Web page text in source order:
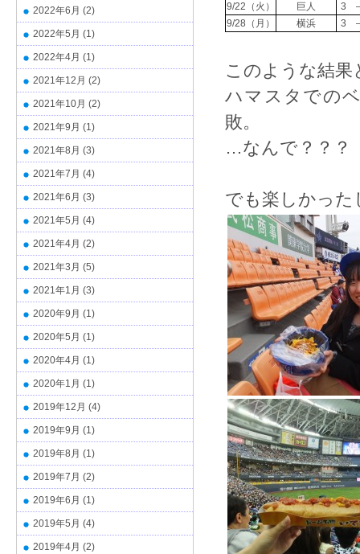
9/22（火）
巨人
3
9/28（月）
横浜 3
このような結
ハマスタでの
敗。
…なんで？？？
でも楽しかっ
2022年6月 (2)
2022年5月 (1)
2022年4月 (1)
2021年12月 (2)
2021年10月 (2)
2021年9月 (1)
2021年8月 (3)
2021年7月 (4)
2021年6月 (3)
2021年5月 (4)
2021年4月 (2)
2021年3月 (5)
2021年1月 (3)
2020年9月 (1)
2020年5月 (1)
2020年4月 (1)
2020年1月 (1)
2019年12月 (4)
2019年9月 (1)
2019年8月 (1)
2019年7月 (2)
2019年6月 (1)
2019年5月 (4)
2019年4月 (2)